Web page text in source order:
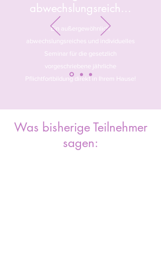
abwechslungsreich...
Ein außergewöhnlich
abwechslungsreiches und individuelles
Seminar für die gesetzlich
vorgeschriebene jährliche
Pflichtfortbildung direkt in Ihrem Hause!
Was bisherige Teilnehmer
sagen: